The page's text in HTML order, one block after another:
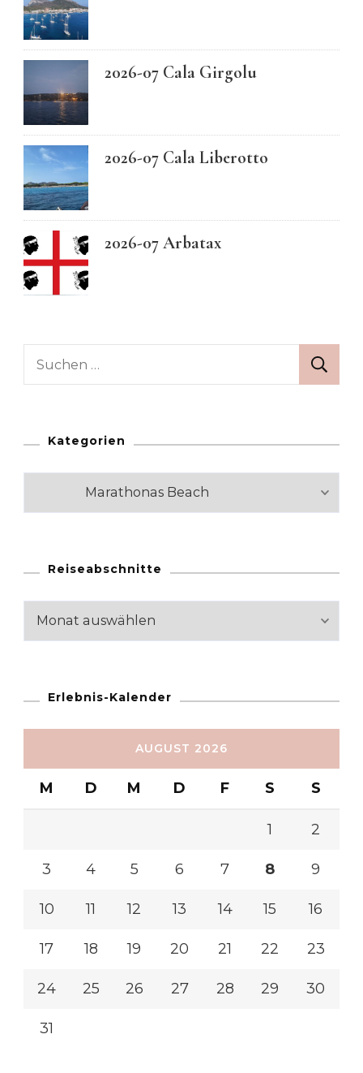
2026-07 Cala Girgolu
2026-07 Cala Liberotto
2026-07 Arbatax
Suchen
Kategorien
Kategorien
Reiseabschnitte
Reiseabschnitte
Erlebnis-Kalender
AUGUST 2026
M D M D F S S
1 2
3 4 5 6 7 8 9
10 11 12 13 14 15 16
17 18 19 20 21 22 23
24 25 26 27 28 29 30
31